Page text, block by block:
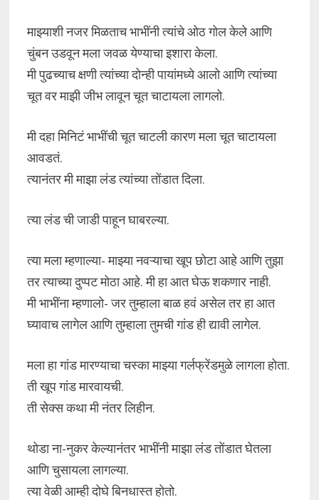
माझ्याशी नजर मिळताच भाभींनी त्यांचे ओठ गोल केले आणि
चुंबन उडवून मला जवळ येण्याचा इशारा केला.
मी पुढच्याच क्षणी त्यांच्या दोन्ही पायांमध्ये आलो आणि त्यांच्या
चूत वर माझी जीभ लावून चूत चाटायला लागलो.
मी दहा मिनिटं भाभींची चूत चाटली कारण मला चूत चाटायला
आवडतं.
त्यानंतर मी माझा लंड त्यांच्या तोंडात दिला.
त्या लंड ची जाडी पाहून घाबरल्या.
त्या मला म्हणाल्या- माझ्या नवऱ्याचा खूप छोटा आहे आणि तुझा
तर त्याच्या दुप्पट मोठा आहे. मी हा आत घेऊ शकणार नाही.
मी भाभींना म्हणालो- जर तुम्हाला बाळ हवं असेल तर हा आत
घ्यावाच लागेल आणि तुम्हाला तुमची गांड ही द्यावी लागेल.
मला हा गांड मारण्याचा चस्का माझ्या गर्लफ्रेंडमुळे लागला होता.
ती खूप गांड मारवायची.
ती सेक्स कथा मी नंतर लिहीन.
थोडा ना-नुकर केल्यानंतर भाभींनी माझा लंड तोंडात घेतला
आणि चुसायला लागल्या.
त्या वेळी आम्ही दोघे बिनधास्त होतो.